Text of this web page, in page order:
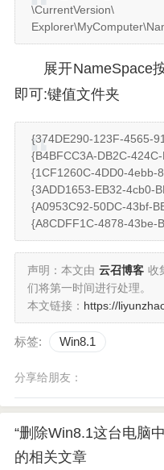
\CurrentVersion\
展开NameSpace
即可:键值文件夹
{374DE290-123F-4565-
{B4BFCC3A-DB2C-
{1CF1260C-4DD0-4ebb-
{3ADD1653-EB32-4cb0-
{A0953C92-50DC-43bf-
{A8CDFF1C-4878-43be-
声明：本文由 云召博客 收
们将第一时间进行处理。
本文链接： https://
标签: Win8.1
分享给朋友：
“删除Win8.1这台电脑
的相关文章